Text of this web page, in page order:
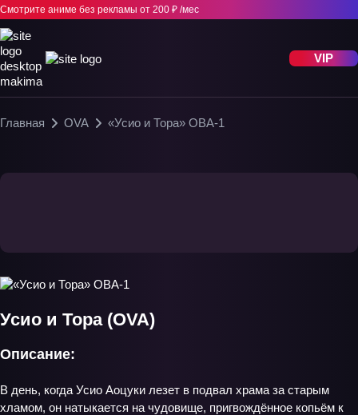
Смотрите аниме без рекламы от 200 ₽ /мес
VIP
Главная OVA «Усио и Тора» ОВА-1
Усио и Тора (OVA)
Описание:
В день, когда Усио Аоцуки лезет в подвал храма за старым
хламом, он натыкается на чудовище, пригвождённое копьём к